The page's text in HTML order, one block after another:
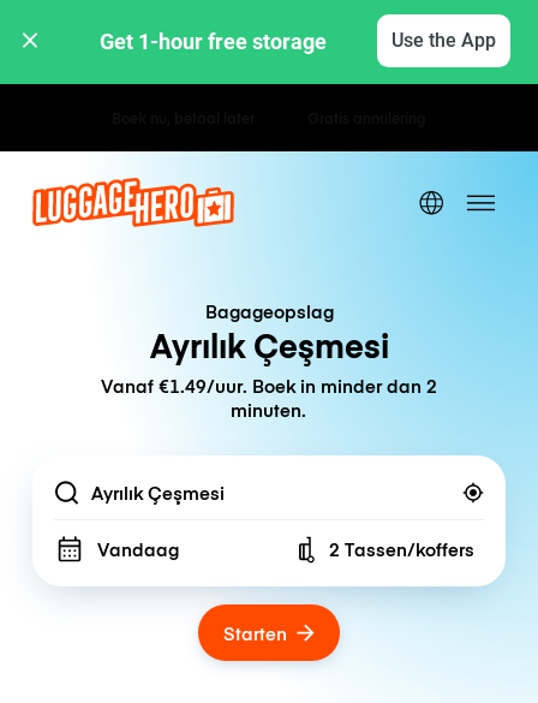
Get 1-hour free storage Use the App
Bagageopslag
Ayrılık Çeşmesi
Vanaf €1.49/uur. Boek in minder dan 2
minuten.
Location
Vandaag Number of bags
2 Tassen/koffers
Starten